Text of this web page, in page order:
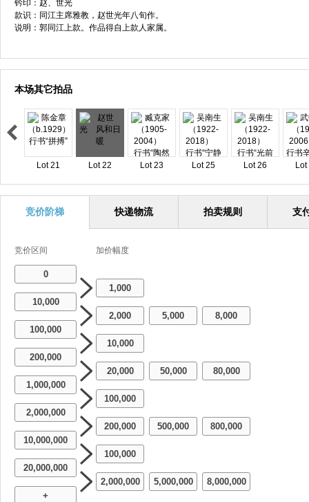
钤印：赵、世光
款识：同江主席雅教，赵世光年八旬作。
说明：郭同江上款。作品得自上款人家属。
本场其它拍品
Lot 21 Lot 22 Lot 23 Lot 25 Lot 26
竞价阶梯 快递物流 拍卖规则 支
竞价区间 加价幅度
0
1,000
10,000
2,000
5,000
8,000
100,000
10,000
200,000
20,000
50,000
80,000
1,000,000
100,000
2,000,000
200,000
500,000
800,000
10,000,000
100,000
20,000,000
2,000,000
5,000,000
8,000,000
+